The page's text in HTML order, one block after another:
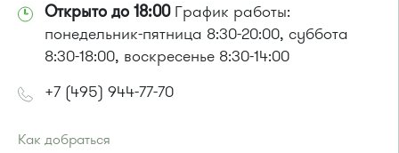
Открыто до 18:00График работы:
понедельник-пятница 8:30-20:00, суббота
8:30-18:00, воскресенье 8:30-14:00
+7 (495) 944-77-70
Как добраться